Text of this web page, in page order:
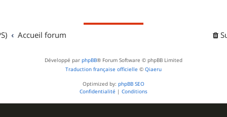
Accueil forum
Développé par phpBB® Forum Software © phpBB Limited
Traduction française officielle © Qiaeru
Optimized by: phpBB SEO
Confidentialité | Conditions